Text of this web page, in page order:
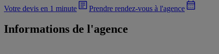
Votre devis en 1 minute Prendre rendez-vous à l'agence
Informations de l'agence